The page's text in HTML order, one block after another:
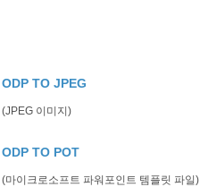
ODP TO JPEG
(JPEG 이미지)
ODP TO POT
(마이크로소프트 파워포인트 템플릿 파일)